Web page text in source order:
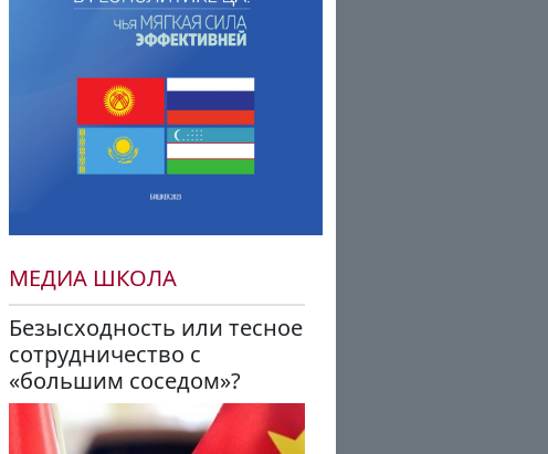
МЕДИА ШКОЛА
Безысходность или тесное
сотрудничество с
«большим соседом»?